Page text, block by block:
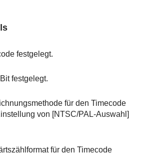
festgelegt.
festgelegt.
für den Timecode
von [NTSC/PAL-Auswahl]
für den Timecode